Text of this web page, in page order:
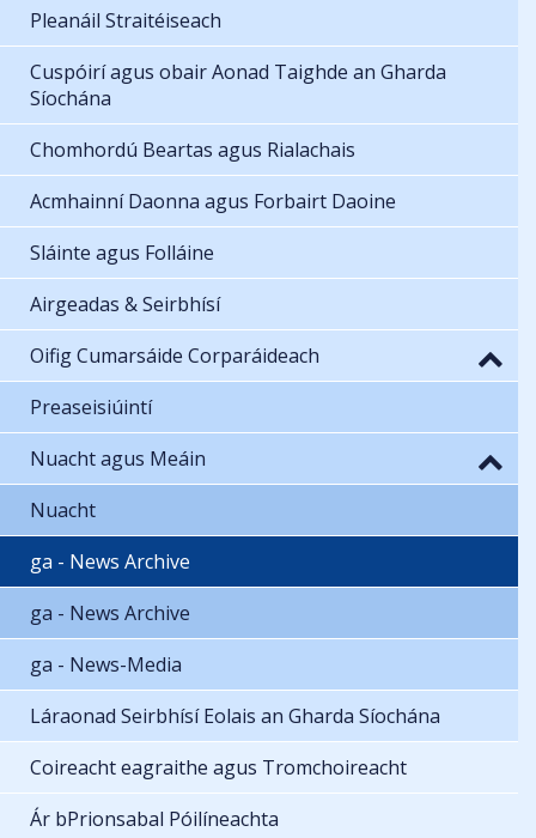
Pleanáil Straitéiseach
Cuspóirí agus obair Aonad Taighde an Gharda
Síochána
Chomhordú Beartas agus Rialachais
Acmhainní Daonna agus Forbairt Daoine
Sláinte agus Folláine
Airgeadas & Seirbhísí
Oifig Cumarsáide Corparáideach
Preaseisiúintí
Nuacht agus Meáin
Nuacht
ga - News Archive
ga - News Archive
ga - News-Media
Láraonad Seirbhísí Eolais an Gharda Síochána
Coireacht eagraithe agus Tromchoireacht
Ár bPrionsabal Póilíneachta